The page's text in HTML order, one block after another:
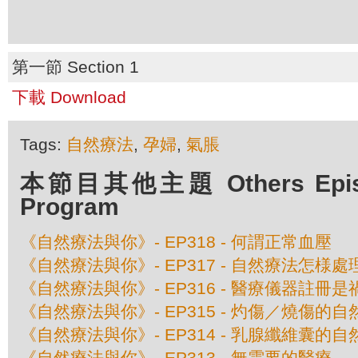
第一節 Section 1
下載 Download
Tags: 自然療法, 孕婦, 氣脹
本節目其他主題 Others
Program
《自然療法與你》- EP318 - 何謂正常血壓
《自然療法與你》- EP317 - 自然療法怎様處
《自然療法與你》- EP316 - 醫療儀器註冊是
《自然療法與你》- EP315 - 灼傷／燒傷的自
《自然療法與你》- EP314 - 乳腺纖維囊的自